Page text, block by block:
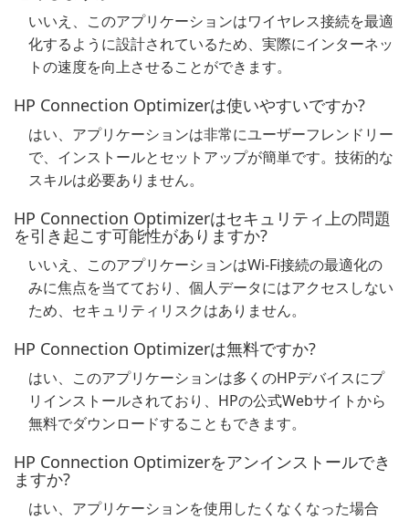
いいえ、このアプリケーションはワイヤレス接続を最適
化するように設計されているため、実際にインターネッ
トの速度を向上させることができます。
HP Connection Optimizerは使いやすいですか?
はい、アプリケーションは非常にユーザーフレンドリー
で、インストールとセットアップが簡単です。技術的な
スキルは必要ありません。
HP Connection Optimizerはセキュリティ上の問題
を引き起こす可能性がありますか?
いいえ、このアプリケーションはWi-Fi接続の最適化の
みに焦点を当てており、個人データにはアクセスしない
ため、セキュリティリスクはありません。
HP Connection Optimizerは無料ですか?
はい、このアプリケーションは多くのHPデバイスにプ
リインストールされており、HPの公式Webサイトから
無料でダウンロードすることもできます。
HP Connection Optimizerをアンインストールでき
ますか?
はい、アプリケーションを使用したくなくなった場合